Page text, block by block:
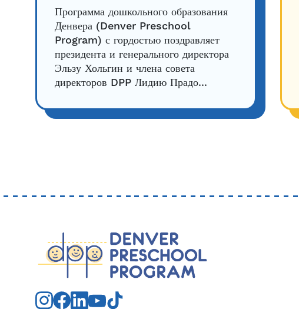
Программа дошкольного образования
Денвера (Denver Preschool
Program) с гордостью поздравляет
президента и генерального директора
Эльзу Хольгин и члена совета
директоров DPP Лидию Прадо...